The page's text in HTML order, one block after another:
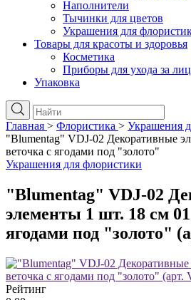
Наполнители
Тычинки для цветов
Украшения для
Товары для красоты и здоровья
Косметика
Приборы для ухода за
Упаковка
Главная > Флористика > Украшения
"Blumentag" VDJ-02 Декоративные
веточка с ягодами под "золото"
Украшения для флористики
"Blumentag" VDJ-02
элементы 1 шт. 18 см
ягодами под "золото"
Рейтинг